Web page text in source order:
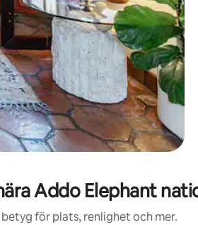
Addo Elephant
för plats, renlighet och mer.